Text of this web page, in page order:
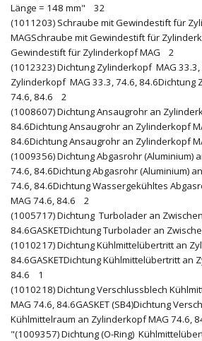
Länge = 148 mm" 32
(1011203) Schraube mit Gewindestift für
MAGSchraube mit Gewindestift für
Gewindestift für Zylinderkopf MAG 2
(1012323) Dichtung Zylinderkopf MAG
Zylinderkopf MAG 33.3, 74.6, 84.6Dichtung
74.6, 84.6 2
(1008607) Dichtung Ansaugrohr an
84.6Dichtung Ansaugrohr an Zylinderkopf
84.6Dichtung Ansaugrohr an Zylinderkopf
(1009356) Dichtung Abgasrohr (Aluminium)
74.6, 84.6Dichtung Abgasrohr (Aluminium)
74.6, 84.6Dichtung Wassergekühltes
MAG 74.6, 84.6 2
(1005717) Dichtung Turbolader an
84.6GASKETDichtung Turbolader an
(1010217) Dichtung Kühlmittelübertritt an
84.6GASKETDichtung Kühlmittelübertritt an
84.6 1
(1010218) Dichtung Verschlussblech
MAG 74.6, 84.6GASKET (SB4)Dichtung
Kühlmittelraum an Zylinderkopf MAG 74.6,
"(1009357) Dichtung (O-Ring)